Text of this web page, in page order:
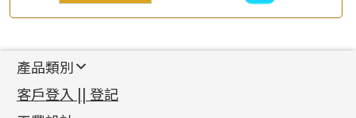
產品類別
新產品
足金系列
客戶登入 || 登記